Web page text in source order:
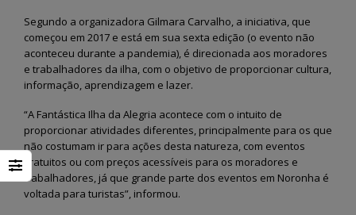
Segundo a organizadora Gilmara Carvalho, a iniciativa, que
começou em 2017 e está em sua sexta edição (o evento não
aconteceu durante a pandemia), é direcionada aos moradores
e trabalhadores da ilha, com o objetivo de proporcionar cultura,
informação, aprendizagem e lazer.
“A Fantástica Ilha da Alegria acontece com o intuito de
proporcionar atividades diferentes, principalmente para os que
não costumam ir para ações desta natureza, com eventos
gratuitos ou com preços acessíveis para os moradores e
trabalhadores, já que grande parte dos eventos em Noronha é
voltada para turistas”, informou.
Fernando de Noronha vai
dar início ao programa
“Noronha na Palma da
Mão”, um sistema digital moderno
para o recadastramento dos
Semana do Meio
2026 mobiliza
em Fernando de